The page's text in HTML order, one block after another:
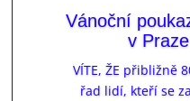
Vánoční
v
VÍTE, ŽE přibližně
řad lidí, kteří se